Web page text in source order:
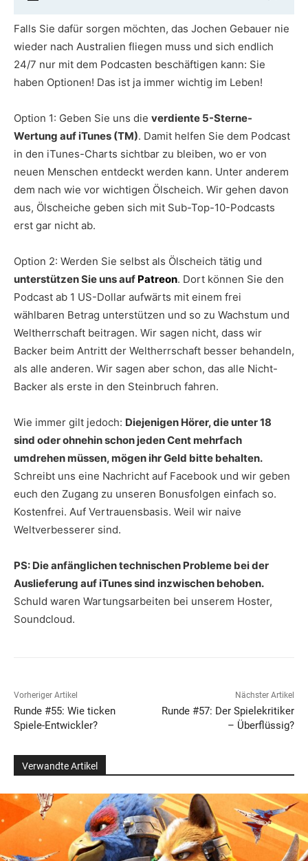
Falls Sie dafür sorgen möchten, das Jochen Gebauer nie
wieder nach Australien fliegen muss und sich endlich
24/7 nur mit dem Podcasten beschäftigen kann: Sie
haben Optionen! Das ist ja immer wichtig im Leben!
Option 1: Geben Sie uns die verdiente 5-Sterne-
Wertung auf iTunes (TM). Damit helfen Sie dem Podcast
in den iTunes-Charts sichtbar zu bleiben, wo er von
neuen Menschen entdeckt werden kann. Unter anderem
dem nach wie vor wichtigen Ölscheich. Wir gehen davon
aus, Ölscheiche geben sich mit Sub-Top-10-Podcasts
erst gar nicht ab.
Option 2: Werden Sie selbst als Ölscheich tätig und
unterstützen Sie uns auf Patreon. Dort können Sie den
Podcast ab 1 US-Dollar aufwärts mit einem frei
wählbaren Betrag unterstützen und so zu Wachstum und
Weltherrschaft beitragen. Wir sagen nicht, dass wir
Backer beim Antritt der Weltherrschaft besser behandeln,
als alle anderen. Wir sagen aber schon, das alle Nicht-
Backer als erste in den Steinbruch fahren.
Wie immer gilt jedoch: Diejenigen Hörer, die unter 18
sind oder ohnehin schon jeden Cent mehrfach
umdrehen müssen, mögen ihr Geld bitte behalten.
Schreibt uns eine Nachricht auf Facebook und wir geben
euch den Zugang zu unseren Bonusfolgen einfach so.
Kostenfrei. Auf Vertrauensbasis. Weil wir naive
Weltverbesserer sind.
PS: Die anfänglichen technischen Probleme bei der
Auslieferung auf iTunes sind inzwischen behoben.
Schuld waren Wartungsarbeiten bei unserem Hoster,
Soundcloud.
Vorheriger Artikel
Runde #55: Wie ticken
Spiele-Entwickler?
Nächster Artikel
Runde #57: Der Spielekritiker
– Überflüssig?
Verwandte Artikel